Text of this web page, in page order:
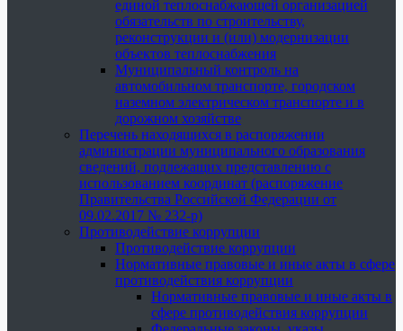
единой теплоснабжающей организацией
обязательств по строительству,
реконструкции и (или) модернизации
объектов теплоснабжения
Муниципальный контроль на
автомобильном транспорте, городском
наземном электрическом транспорте и в
дорожном хозяйстве
Перечень находящихся в распоряжении
администрации муниципального образования
сведений, подлежащих представлению с
использованием координат (распоряжение
Правительства Российской Федерации от
09.02.2017 № 232-р)
Противодействие коррупции
Противодействие коррупции
Нормативные правовые и иные акты в сфере
противодействия коррупции
Нормативные правовые и иные акты в
сфере противодействия коррупции